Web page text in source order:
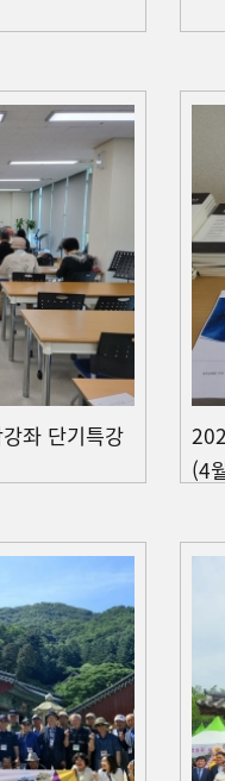
좌 단기특강
(4